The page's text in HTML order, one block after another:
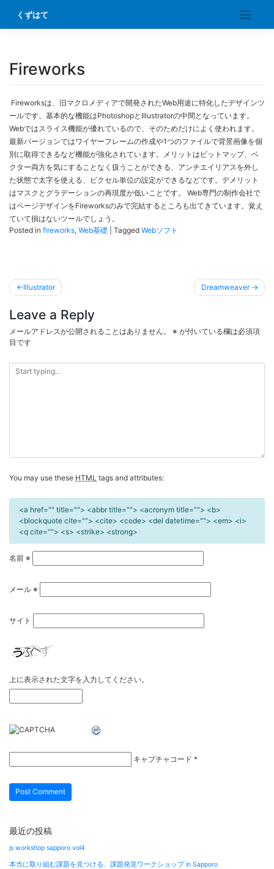
content
くずはて
Fireworks
Fireworksは、旧マクロメディアで開発されたWeb用途に特化したデザインツ
ールです。基本的な機能はPhotoshopとIllustratorの中間となっています。
Webではスライス機能が優れているので、そのためだけによく使われます。
最新バージョンではワイヤーフレームの作成や1つのファイルで背景画像を個
別に取得できるなど機能が強化されています。メリットはビットマップ、ベ
クター両方を気にすることなく扱うことができる、アンチエイリアスを外し
た状態で太字を使える、ピクセル単位の設定ができるなどです。デメリット
はマスクとグラデーションの再現度が低いことです。 Web専門の制作会社で
はページデザインをFireworksのみで完結するところも出てきています。覚え
ていて損はないツールでしょう。
Posted in fireworks, Web基礎 Tagged Webソフト
投
稿
ナ
ビ
ゲ
ー
シ
Illustrator Dreamweaver
Leave a Reply
メールアドレスが公開されることはありません。 ※ が付いている欄は必須項
目です
You may use these HTML tags and attributes:
<a href="" title=""> <abbr title=""> <acronym title=""> <b>
<blockquote cite=""> <cite> <code> <del datetime=""> <em> <i>
<q cite=""> <s> <strike> <strong>
名前 ※
メール ※
サイト
上に表示された文字を入力してください。
キャプチャコード *
最近の投稿
js workshop sapporo vol4
本当に取り組む課題を見つける、課題発見ワークショップ in Sapporo